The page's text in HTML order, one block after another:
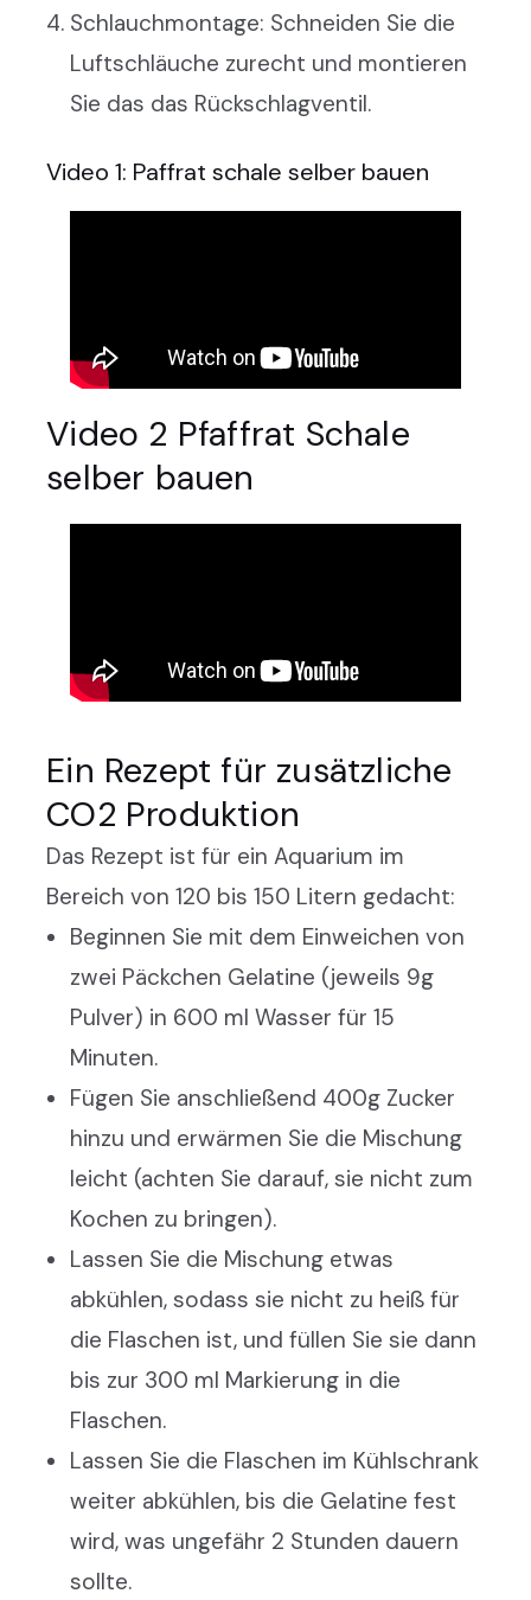
Schlauchmontage: Schneiden Sie die
Luftschläuche zurecht und montieren
Sie das das Rückschlagventil.
Video 1: Paffrat schale selber bauen
Video 2 Pfaffrat Schale
selber bauen
Ein Rezept für zusätzliche
CO2 Produktion
Das Rezept ist für ein Aquarium im
Bereich von 120 bis 150 Litern gedacht:
Beginnen Sie mit dem Einweichen von
zwei Päckchen Gelatine (jeweils 9g
Pulver) in 600 ml Wasser für 15
Minuten.
Fügen Sie anschließend 400g Zucker
hinzu und erwärmen Sie die Mischung
leicht (achten Sie darauf, sie nicht zum
Kochen zu bringen).
Lassen Sie die Mischung etwas
abkühlen, sodass sie nicht zu heiß für
die Flaschen ist, und füllen Sie sie dann
bis zur 300 ml Markierung in die
Flaschen.
Lassen Sie die Flaschen im Kühlschrank
weiter abkühlen, bis die Gelatine fest
wird, was ungefähr 2 Stunden dauern
sollte.